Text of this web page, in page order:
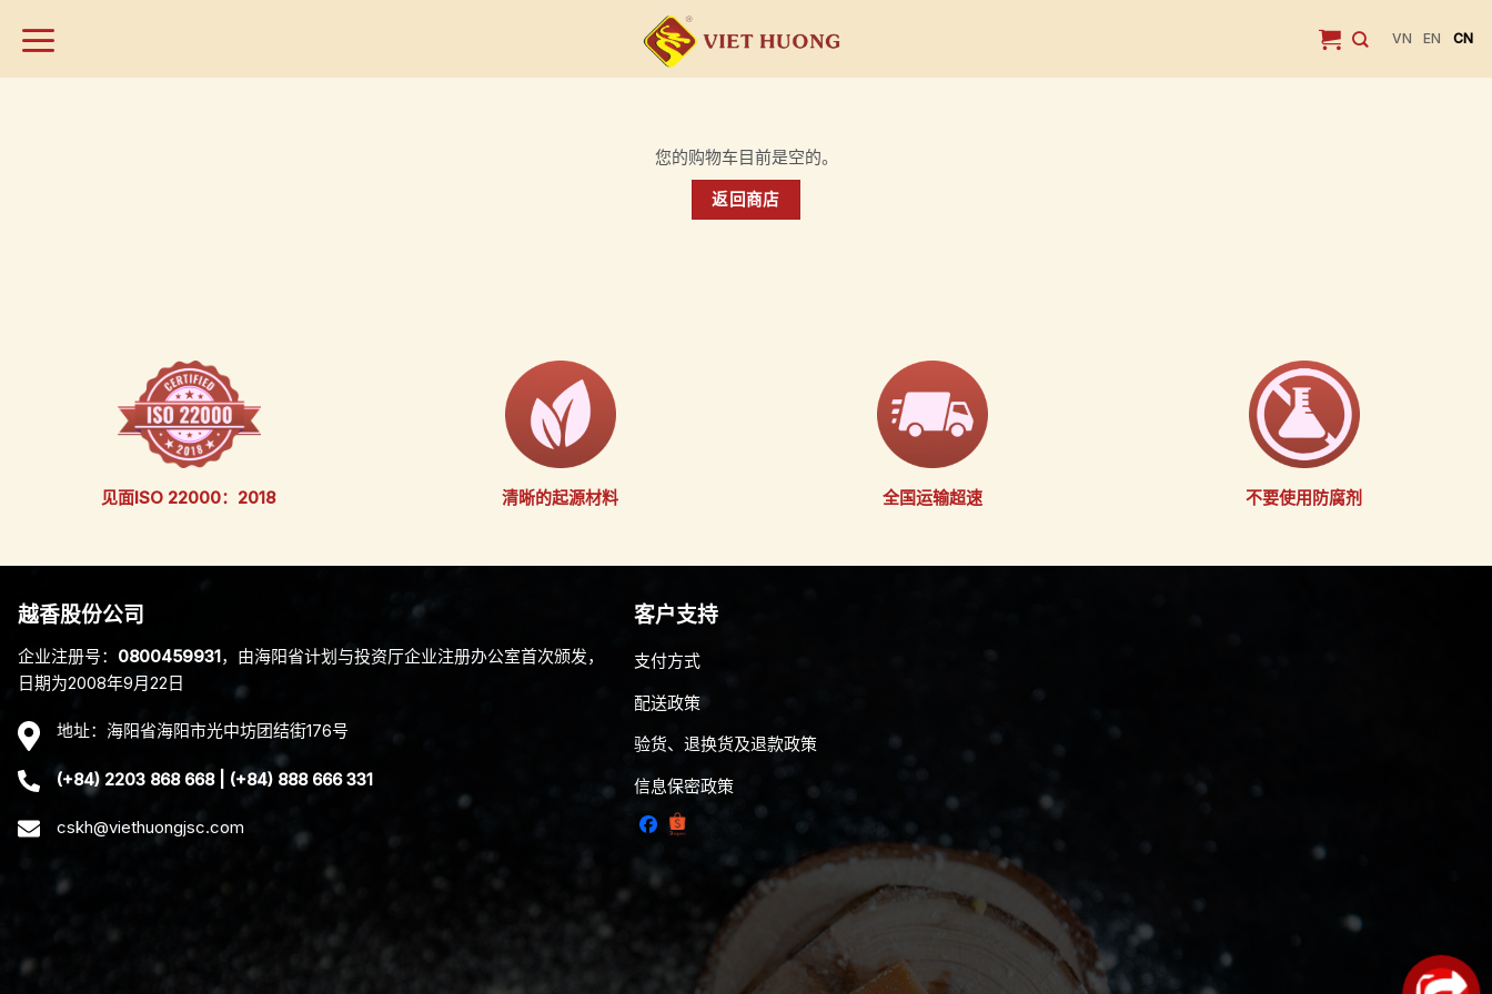
VN EN CN
您的购物车目前是空的。
返回商店
见面ISO 22000：2018 清晰的起源材料 全国运输超速 不要使用防腐剂
越香股份公司
企业注册号： 0800459931，由海阳省计划与投资厅企业注册办公室首次颁发，
日期为2008年9月22日
地址：海阳省海阳市光中坊团结街176号
(+84) 2203 868 668| (+84) 888 666 331
cskh@viethuongjsc.com
客户支持
支付方式
配送政策
验货、退换货及退款政策
信息保密政策